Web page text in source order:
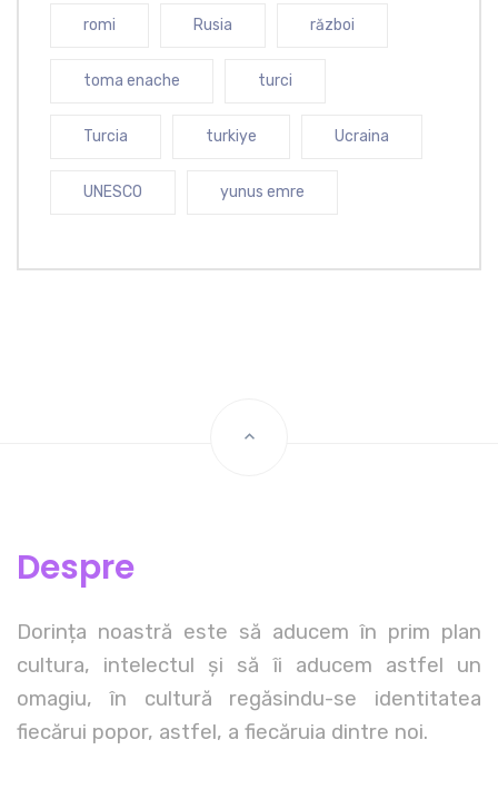
romi Rusia război
toma enache turci
Turcia turkiye Ucraina
UNESCO yunus emre
Despre
Dorința noastră este să aducem în prim plan
cultura, intelectul și să îi aducem astfel un
omagiu, în cultură regăsindu-se identitatea
fiecărui popor, astfel, a fiecăruia dintre noi.